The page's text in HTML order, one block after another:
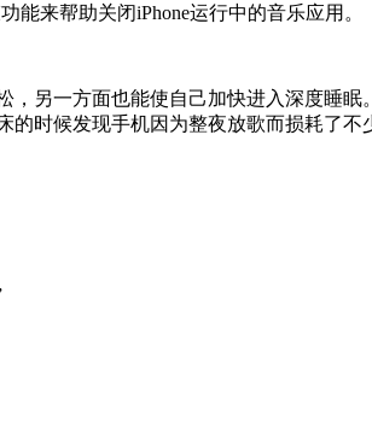
能来帮助关闭iPhone运行中的音乐应用。
另一方面也能使自己加快进入深度睡
的时候发现手机因为整夜放歌而损耗了不